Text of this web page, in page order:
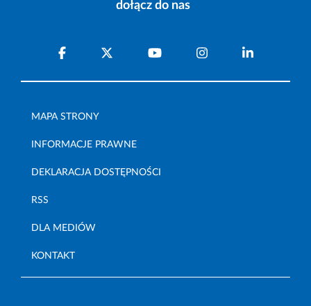
dołącz do nas
MAPA STRONY
INFORMACJE PRAWNE
DEKLARACJA DOSTĘPNOŚCI
RSS
DLA MEDIÓW
KONTAKT